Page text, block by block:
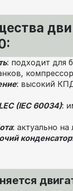
: подходит для
: высокий
(IEC 60034):
: актуально
конденсатор